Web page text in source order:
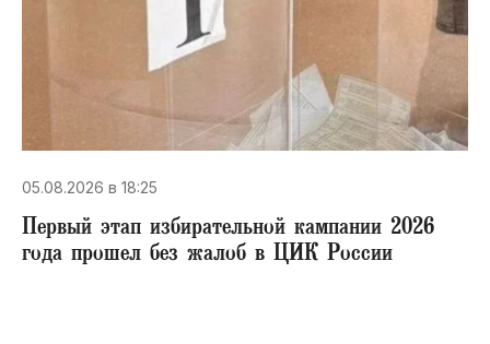
05.08.2026 в 18:25
Первый этап избирательной кампании 2026
года прошел без жалоб в ЦИК России